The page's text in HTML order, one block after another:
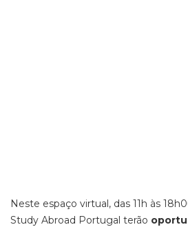
Neste espaço virtual, das 11h às
Study Abroad Portugal terão